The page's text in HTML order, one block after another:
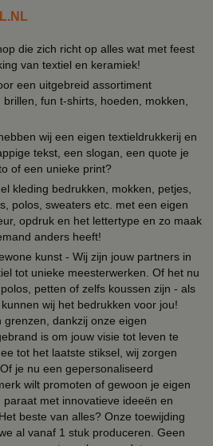
die zich richt op alles wat met feest
van textiel en keramiek!
een uitgebreid assortiment
fun t-shirts, hoeden, mokken,
wij een eigen textieldrukkerij en
tekst, een slogan, een quote je
of een unieke print?
kleding bedrukken, mokken, petjes,
polos, sweaters etc. met een eigen
opdruk en het lettertype en zo maak
anders heeft!
kunst - Wij zijn jouw partners in
tot unieke meesterwerken. Of het nu
petten of zelfs koussen zijn - als
wij het bedrukken voor jou!
dankzij onze eigen
is om jouw visie tot leven te
tot het laatste stiksel, wij zorgen
je nu een gepersonaliseerd
wilt promoten of gewoon je eigen
met innovatieve ideeën en
beste van alles? Onze toewijding
al vanaf 1 stuk produceren. Geen